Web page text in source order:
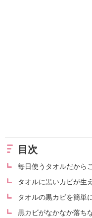
目次
毎日使うタオルだから
タオルに黒いカビが生
タオルの黒カビを簡単
黒カビがなかなか落ち